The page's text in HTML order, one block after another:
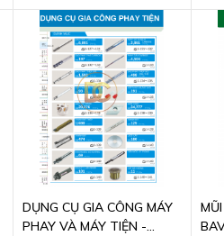
DỤNG CỤ GIA CÔNG MÁY
PHAY VÀ MÁY TIỆN -